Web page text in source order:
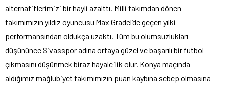
alternatiflerimizi bir hayli azalttı. Milli takımdan dönen
takımımızın yıldız oyuncusu Max Gradel’de geçen yılki
performansından oldukça uzaktı. Tüm bu olumsuzlukları
düşününce Sivasspor adına ortaya güzel ve başarılı bir futbol
çıkmasını düşünmek biraz hayalcilik olur. Konya maçında
aldığımız mağlubiyet takımımızın puan kaybına sebep olmasına